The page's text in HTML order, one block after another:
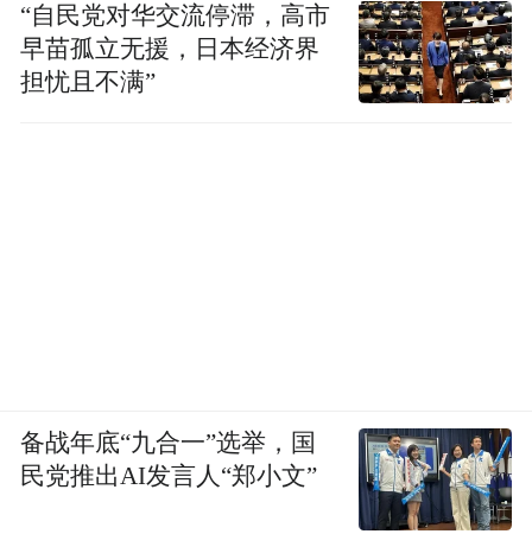
“自民党对华交流停滞，高市
早苗孤立无援，日本经济界
担忧且不满”
备战年底“九合一”选举，国
民党推出AI发言人“郑小文”